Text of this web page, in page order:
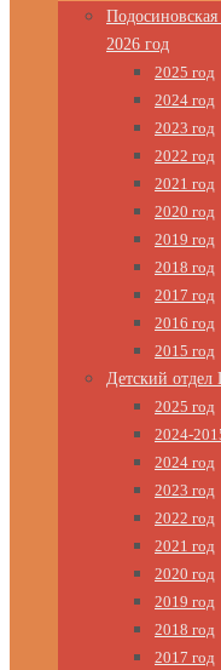
2026 год
2025 год
2024 год
2023 год
2022 год
2021 год
2020 год
2019 год
2018 год
2017 год
2016 год
2015 год
Детский
2025 год
2024-
2024 год
2023 год
2022 год
2021 год
2020 год
2019 год
2018 год
2017 год